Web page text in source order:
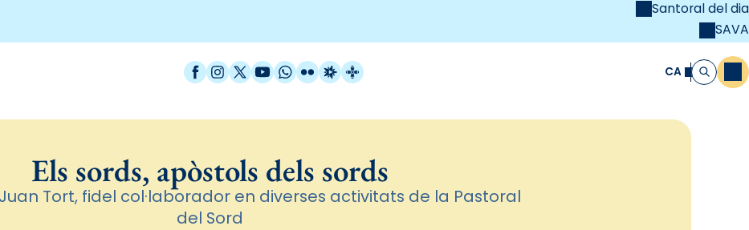
Santoral del dia
SAVA
Facebook
Instagram
X / Twitter
YouTube
WhatsApp
FlickrRadio Estel
Catalunya Cristiana CA Cerca
Els sords, apòstols dels sords
Tort, fidel col·laborador en diverses activitats de la Pastoral
del Sord